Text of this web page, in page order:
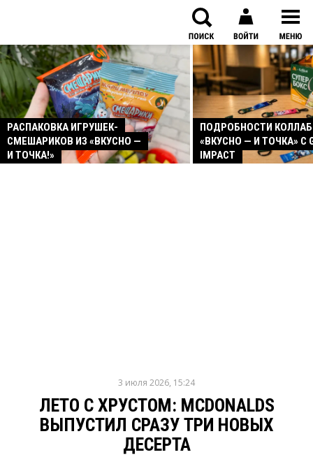
РАСПАКОВКА ИГРУШЕК-
СМЕШАРИКОВ ИЗ «ВКУСНО —
И ТОЧКА!»
ПОДРОБНОСТИ
«ВКУСНО — И ТОЧКА» С
IMPACT
3 июля 2026, 15:24
ЛЕТО С ХРУСТОМ: MCDONALDS
ВЫПУСТИЛ СРАЗУ ТРИ НОВЫХ
ДЕСЕРТА